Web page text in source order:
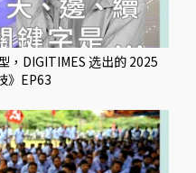
，DIGITIMES 选出的 2025
》EP63